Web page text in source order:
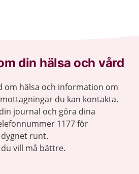
din hälsa och vård
om hälsa och information om
du kan kontakta.
journal och göra dina
1177 för
runt.
vill må bättre.